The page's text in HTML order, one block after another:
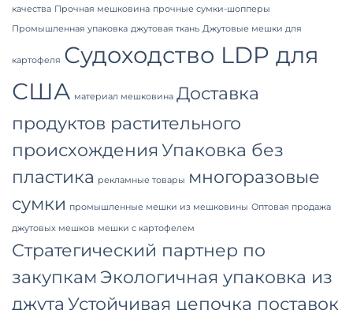
качества Прочная мешковина прочные сумки-шопперы
Промышленная упаковка джутовая ткань Джутовые мешки для
картофеля Судоходство LDP для
США материал мешковина Доставка
продуктов растительного
происхождения Упаковка без
пластика рекламные товары многоразовые
сумки промышленные мешки из мешковины Оптовая продажа
джутовых мешков мешки с картофелем
Стратегический партнер по
закупкам Экологичная упаковка из
джута Устойчивая цепочка поставок